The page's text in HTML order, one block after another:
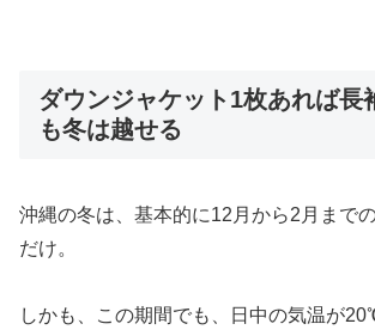
ダウンジャケット1枚あれば長
も冬は越せる
沖縄の冬は、基本的に12月から2月まで
だけ。
しかも、この期間でも、日中の気温が